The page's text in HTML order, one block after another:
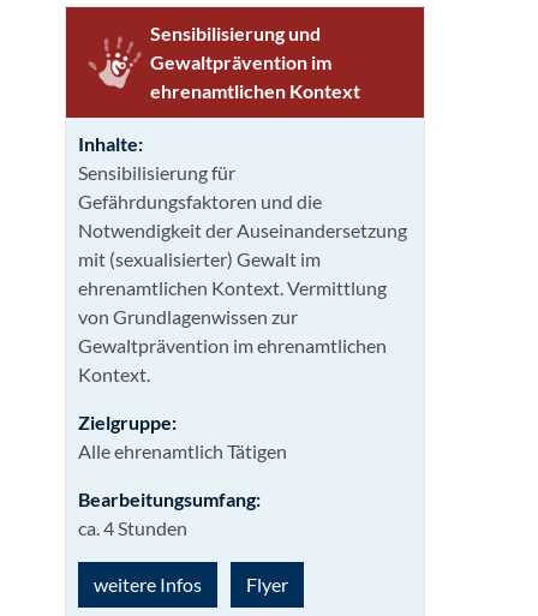
Sensibilisierung und
Gewaltpräven­tion im
ehrenamtlichen Kontext
Inhalte:
Sensibilisierung für
Gefährdungsfaktoren und die
Notwendigkeit der Auseinandersetzung
mit (sexualisierter) Gewalt im
ehrenamtlichen Kontext. Vermittlung
von Grundlagenwissen zur
Gewaltprävention im ehrenamtlichen
Kontext.
Zielgruppe:
Alle ehrenamtlich Tätigen
Bearbeitungsumfang:
ca. 4 Stunden
weitere Infos Flyer